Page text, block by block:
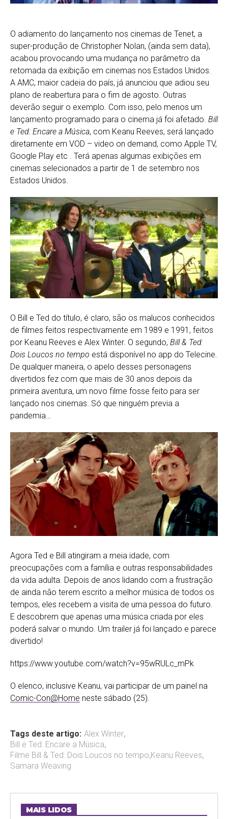
O adiamento do lançamento nos cinemas de Tenet, a
super-produção de Christopher Nolan, (ainda sem data),
acabou provocando uma mudança no parâmetro da
retomada da exibição em cinemas nos Estados Unidos.
A AMC, maior cadeia do país, já anunciou que adiou seu
plano de reabertura para o fim de agosto. Outras
deverão seguir o exemplo. Com isso, pelo menos um
lançamento programado para o cinema já foi afetado. Bill
e Ted: Encare a Música, com Keanu Reeves, será lançado
diretamente em VOD – video on demand, como Apple TV,
Google Play etc . Terá apenas algumas exibições em
cinemas selecionados a partir de 1 de setembro nos
Estados Unidos.
O Bill e Ted do título, é claro, são os malucos conhecidos
de filmes feitos respectivamente em 1989 e 1991, feitos
por Keanu Reeves e Alex Winter. O segundo, Bill & Ted:
Dois Loucos no tempo está disponível no app do Telecine.
De qualquer maneira, o apelo desses personagens
divertidos fez com que mais de 30 anos depois da
primeira aventura, um novo filme fosse feito para ser
lançado nos cinemas. Só que ninguém previa a
pandemia…
Agora Ted e Bill atingiram a meia idade, com
preocupações com a família e outras responsabilidades
da vida adulta. Depois de anos lidando com a frustração
de ainda não terem escrito a melhor música de todos os
tempos, eles recebem a visita de uma pessoa do futuro.
E descobrem que apenas uma música criada por eles
poderá salvar o mundo. Um trailer já foi lançado e parece
divertido!
https://www.youtube.com/watch?v=95wRULc_mPk
O elenco, inclusive Keanu, vai participar de um painel na
Comic-Con@Home neste sábado (25).
Tags deste artigo: Alex Winter,
Bill e Ted: Encare a Música,
Filme Bill & Ted: Dois Loucos no tempo,Keanu Reeves,
Samara Weaving
MAIS LIDOS